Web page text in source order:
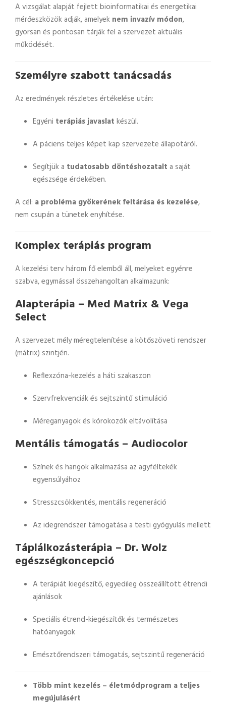
A vizsgálat alapját fejlett bioinformatikai és energetikai
mérőeszközök adják, amelyek nem invazív módon,
gyorsan és pontosan tárják fel a szervezet aktuális
működését.
Személyre szabott tanácsadás
Az eredmények részletes értékelése után:
Egyéni terápiás javaslat készül.
A páciens teljes képet kap szervezete állapotáról.
Segítjük a tudatosabb döntéshozatalt a saját
egészsége érdekében.
A cél: a probléma gyökerének feltárása és kezelése,
nem csupán a tünetek enyhítése.
Komplex terápiás program
A kezelési terv három fő elemből áll, melyeket egyénre
szabva, egymással összehangoltan alkalmazunk:
Alapterápia – Med Matrix & Vega
Select
A szervezet mély méregtelenítése a kötőszöveti rendszer
(mátrix) szintjén.
Reflexzóna-kezelés a háti szakaszon
Szervfrekvenciák és sejtszintű stimuláció
Méreganyagok és kórokozók eltávolítása
Mentális támogatás – Audiocolor
Színek és hangok alkalmazása az agyféltekék
egyensúlyához
Stresszcsökkentés, mentális regeneráció
Az idegrendszer támogatása a testi gyógyulás mellett
Táplálkozásterápia – Dr. Wolz
egészségkoncepció
A terápiát kiegészítő, egyedileg összeállított étrendi
ajánlások
Speciális étrend-kiegészítők és természetes
hatóanyagok
Emésztőrendszeri támogatás, sejtszintű regeneráció
Több mint kezelés – életmódprogram a teljes
megújulásért